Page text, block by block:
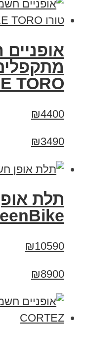
TORO
₪4400
₪3490
תלת
₪10590
₪8900